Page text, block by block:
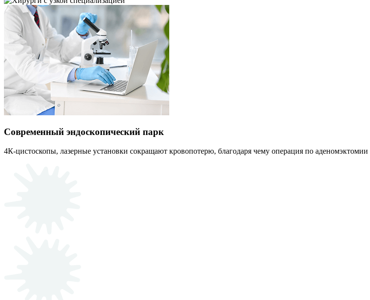
Современный эндоскопический парк
4К-цистоскопы, лазерные установки сокращают кровопотерю, благодаря чему операция по